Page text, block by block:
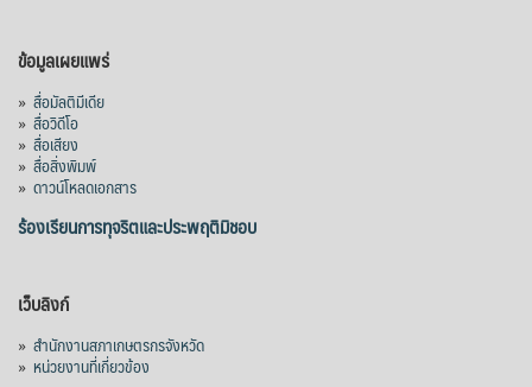
ข้อมูลเผยแพร่
» สื่อมัลติมีเดีย
» สื่อวิดีโอ
» สื่อเสียง
» สื่อสิ่งพิมพ์
» ดาวน์โหลดเอกสาร
ร้องเรียนการทุจริตและประพฤติมิชอบ
เว็บลิงก์
» สำนักงานสภาเกษตรกรจังหวัด
» หน่วยงานที่เกี่ยวข้อง